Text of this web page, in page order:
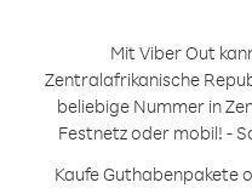
Mit Viber Out
Zentralafrikanische
beliebige Nummer in
Festnetz oder mobil! -
Kaufe Guthabenpakete